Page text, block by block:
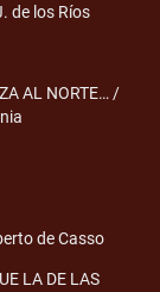
de los Ríos
AL NORTE… /
de Casso
LA DE LAS